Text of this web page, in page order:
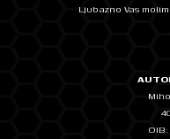
Ljubazno Vas
OIB: